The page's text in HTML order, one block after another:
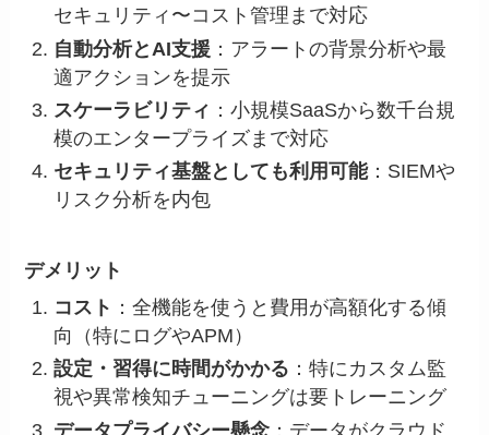
セキュリティ〜コスト管理まで対応
自動分析とAI支援 ：アラートの背景分析や最
適アクションを提示
スケーラビリティ ：小規模SaaSから数千台規
模のエンタープライズまで対応
セキュリティ基盤としても利用可能：SIEMや
リスク分析を内包
デメリット
コスト ：全機能を使うと費用が高額化する傾
向（特にログやAPM）
設定・習得に時間がかかる ：特にカスタム監
視や異常検知チューニングは要トレーニング
データプライバシー懸念 ：データがクラウド